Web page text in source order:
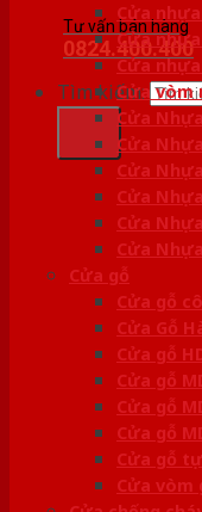
Tư vấn bán hàng
0824.400.400
Tìm kiếm:
Cửa
Cửa
Cửa
Cửa vòm
Cửa
Cửa Nhựa
Cửa
Cửa
Cửa
Cửa
Cửa gỗ
Cửa gỗ
Cửa Gỗ
Cửa gỗ
Cửa gỗ
Cửa gỗ
Cửa gỗ
Cửa gỗ
Cửa vòm